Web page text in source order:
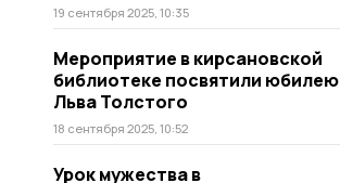
19 сентября 2025, 10:35
Мероприятие в кирсановской
библиотеке посвятили юбилею
Льва Толстого
18 сентября 2025, 10:52
Урок мужества в